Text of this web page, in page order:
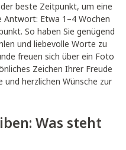
beste Zeitpunkt, um eine
Antwort: Etwa 1–4 Wochen
So haben Sie genügend
und liebevolle Worte zu
freuen sich über ein Foto
Zeichen Ihrer Freude
und herzlichen Wünsche zur
Was steht